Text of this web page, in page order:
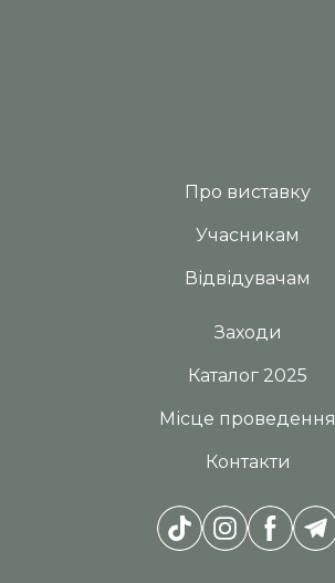
Про виставку
Учасникам
Відвідувачам
Заходи
Каталог 2025
Місце проведення
Контакти